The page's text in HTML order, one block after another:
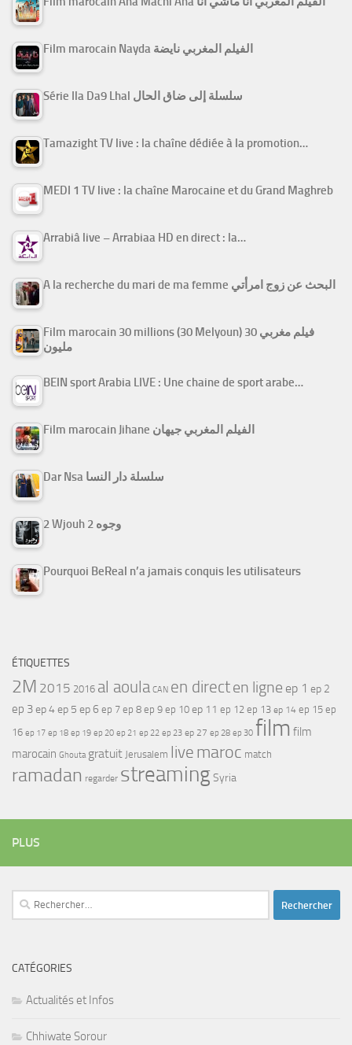
Film marocain Nayda الفيلم المغربي نايضة
Série Ila Da9 Lhal سلسلة إلى ضاق الحال
Tamazight TV live : la chaîne dédiée à la promotion…
MEDI 1 TV live : la chaîne Marocaine et du Grand Maghreb
Arrabiâ live – Arrabiaa HD en direct : la…
A la recherche du mari de ma femme البحث عن زوج امرأتي
Film marocain 30 millions (30 Melyoun) فيلم مغربي 30
مليون
BEIN sport Arabia LIVE : Une chaine de sport arabe…
Film marocain Jihane الفيلم المغربي جيهان
Dar Nsa سلسلة دار النسا
2 Wjouh 2 وجوه
Pourquoi BeReal n’a jamais conquis les utilisateurs
ÉTIQUETTES
2M 2015 2016 al aoula CAN en directen ligne ep 1 ep 2
ep 3ep 4ep 5 ep 6 ep 7 ep 8 ep 9 ep 10 ep 11 ep 12 ep 13 ep 14 ep 15 ep
16 ep 17 ep 18 ep 19 ep 20 ep 21 ep 22 ep 23 ep 27 ep 28 ep 30 film film
marocain Ghouta gratuit Jerusalem live maroc match
ramadan regarder streamingSyria
PLUS
Rechercher :
CATÉGORIES
Actualités et Infos
Chhiwate Sorour